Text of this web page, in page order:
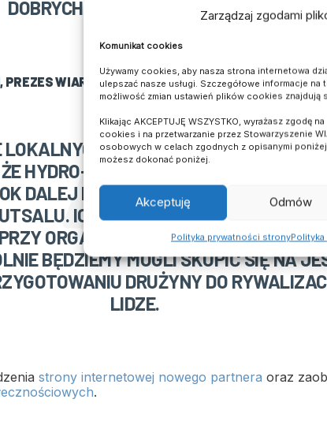
Zarządzaj zgodami
Komunikat cookies
Używamy cookies, aby nasza strona internetowa
ulepszać nasze usługi. Szczegółowe informacje na
możliwość zmian ustawień plików cookies znajdują
Klikając AKCEPTUJĘ WSZYSTKO, wyrażasz zgodę
cookies i na przetwarzanie przez Stowarzyszenie
osobowych w celach zgodnych z opisanymi
możesz dokonać poniżej.
Akceptuję Odmów
Polityka prywatności strony
DOBRYCH SPORTOWYCH CHWIL.
WIARY LECHA
LOKALNYCH FIRM JEST DLA NAS
HYDRO-GAZ SWARZĘDZ POSTANOWIŁ
DALEJ I ZOSTAĆ OFICJALNYM
ICH POMOC JUŻ WCZEŚNIEJ
ORGANIZACJI MECZÓW
BĘDZIEMY MOGLI SKUPIĆ SIĘ NA
DRUŻYNY DO
LIDZE.
strony internetowej nowego partnera oraz
.